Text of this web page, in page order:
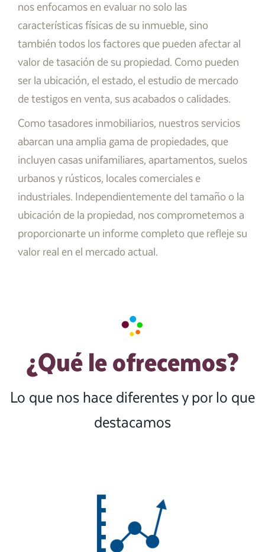
nos enfocamos en evaluar no solo las
características físicas de su inmueble, sino
también todos los factores que pueden afectar al
valor de tasación de su propiedad. Como pueden
ser la ubicación, el estado, el estudio de mercado
de testigos en venta, sus acabados o calidades.
Como tasadores inmobiliarios, nuestros servicios
abarcan una amplia gama de propiedades, que
incluyen casas unifamiliares, apartamentos, suelos
urbanos y rústicos, locales comerciales e
industriales. Independientemente del tamaño o la
ubicación de la propiedad, nos comprometemos a
proporcionarte un informe completo que refleje su
valor real en el mercado actual.
¿Qué le ofrecemos?
Lo que nos hace diferentes y por lo que
destacamos